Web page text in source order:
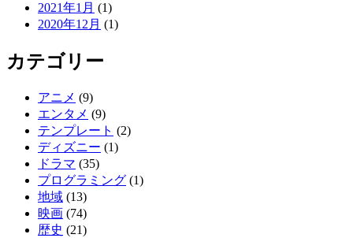
2021年1月 (1)
2020年12月 (1)
カテゴリー
アニメ (9)
エンタメ (9)
テンプレート (2)
ディズニー (1)
ドラマ (35)
プログラミング (1)
地域 (13)
映画 (74)
歴史 (21)